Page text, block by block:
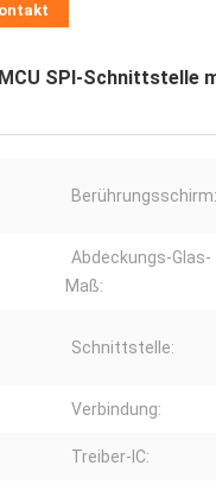
SPI-Schnittstelle
Berührungsschirm:
Abdeckungs-Glas-
Maß:
Schnittstelle:
Verbindung:
Treiber-IC: